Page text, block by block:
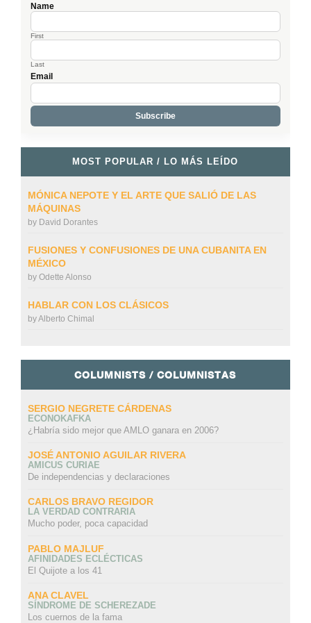
Name
First
Last
Email
MOST POPULAR / LO MÁS LEÍDO
MÓNICA NEPOTE Y EL ARTE QUE SALIÓ DE LAS
MÁQUINAS
by David Dorantes
FUSIONES Y CONFUSIONES DE UNA CUBANITA EN
MÉXICO
by Odette Alonso
HABLAR CON LOS CLÁSICOS
byAlberto Chimal
COLUMNISTS / COLUMNISTAS
SERGIO NEGRETE CÁRDENAS
ECONOKAFKA
¿Habría sido mejor que AMLO ganara en 2006?
JOSÉ ANTONIO AGUILAR RIVERA
AMICUS CURIAE
De independencias y declaraciones
CARLOS BRAVO REGIDOR
LA VERDAD CONTRARIA
Mucho poder, poca capacidad
PABLO MAJLUF
AFINIDADES ECLÉCTICAS
El Quijote a los 41
ANA CLAVEL
SÍNDROME DE SCHEREZADE
Los cuernos de la fama